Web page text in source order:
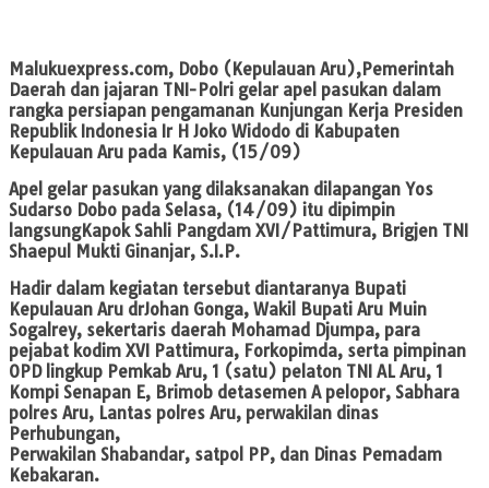
Malukuexpress.com, Dobo (Kepulauan Aru),Pemerintah
Daerah dan jajaran TNI-Polri gelar apel pasukan dalam
rangka persiapan pengamanan Kunjungan Kerja Presiden
Republik Indonesia Ir H Joko Widodo di Kabupaten
Kepulauan Aru pada Kamis, (15/09)
Apel gelar pasukan yang dilaksanakan dilapangan Yos
Sudarso Dobo pada Selasa, (14/09) itu dipimpin
langsungKapok Sahli Pangdam XVI/Pattimura, Brigjen TNI
Shaepul Mukti Ginanjar, S.I.P.
Hadir dalam kegiatan tersebut diantaranya Bupati
Kepulauan Aru drJohan Gonga, Wakil Bupati Aru Muin
Sogalrey, sekertaris daerah Mohamad Djumpa, para
pejabat kodim XVI Pattimura, Forkopimda, serta pimpinan
OPD lingkup Pemkab Aru, 1 (satu) pelaton TNI AL Aru, 1
Kompi Senapan E, Brimob detasemen A pelopor, Sabhara
polres Aru, Lantas polres Aru, perwakilan dinas
Perhubungan,
Perwakilan Shabandar, satpol PP, dan Dinas Pemadam
Kebakaran.